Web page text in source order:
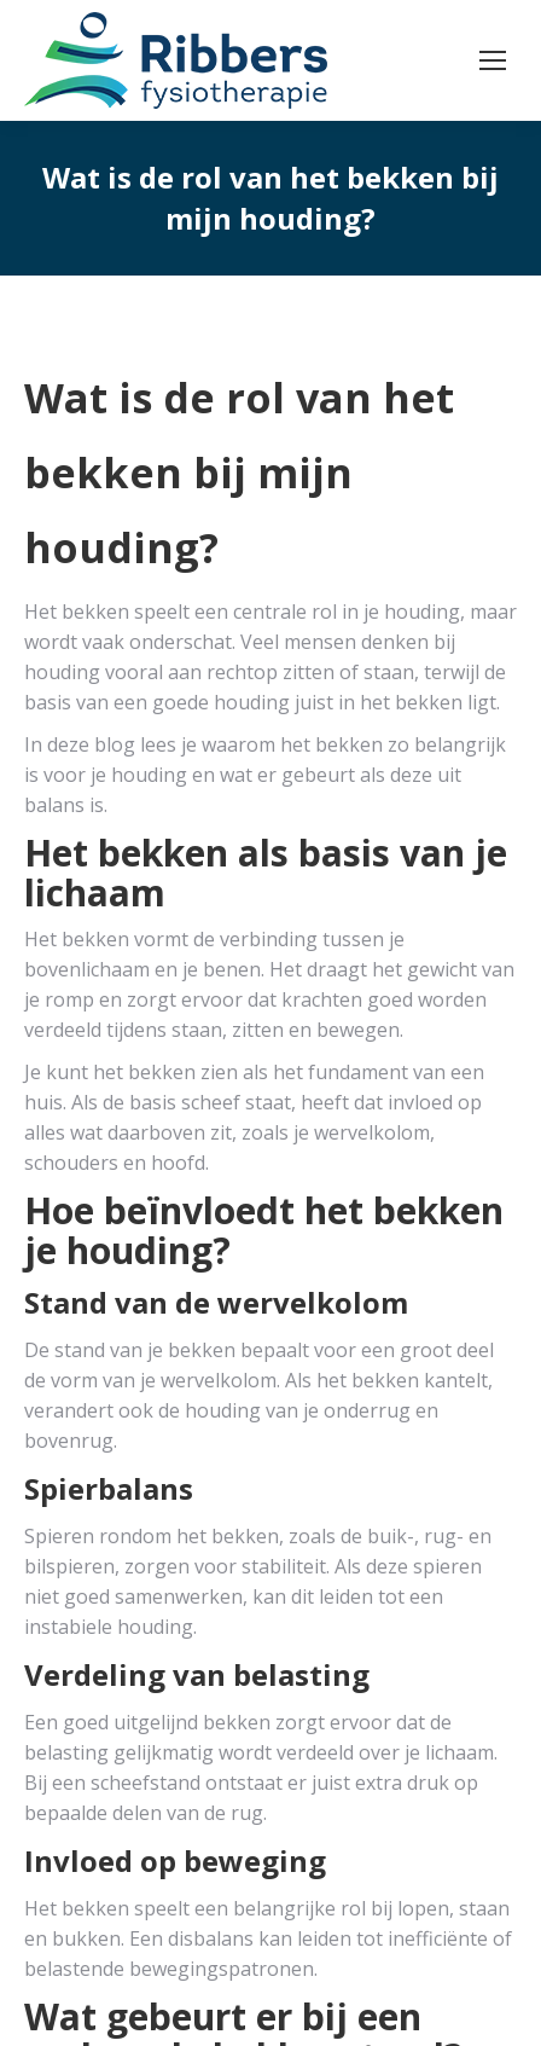
Wat is de rol van het bekken bij
mijn houding?
Wat is de rol van het
bekken bij mijn
houding?
Het bekken speelt een centrale rol in je houding, maar
wordt vaak onderschat. Veel mensen denken bij
houding vooral aan rechtop zitten of staan, terwijl de
basis van een goede houding juist in het bekken ligt.
In deze blog lees je waarom het bekken zo belangrijk
is voor je houding en wat er gebeurt als deze uit
balans is.
Het bekken als basis van je
lichaam
Het bekken vormt de verbinding tussen je
bovenlichaam en je benen. Het draagt het gewicht van
je romp en zorgt ervoor dat krachten goed worden
verdeeld tijdens staan, zitten en bewegen.
Je kunt het bekken zien als het fundament van een
huis. Als de basis scheef staat, heeft dat invloed op
alles wat daarboven zit, zoals je wervelkolom,
schouders en hoofd.
Hoe beïnvloedt het bekken
je houding?
Stand van de wervelkolom
De stand van je bekken bepaalt voor een groot deel
de vorm van je wervelkolom. Als het bekken kantelt,
verandert ook de houding van je onderrug en
bovenrug.
Spierbalans
Spieren rondom het bekken, zoals de buik-, rug- en
bilspieren, zorgen voor stabiliteit. Als deze spieren
niet goed samenwerken, kan dit leiden tot een
instabiele houding.
Verdeling van belasting
Een goed uitgelijnd bekken zorgt ervoor dat de
belasting gelijkmatig wordt verdeeld over je lichaam.
Bij een scheefstand ontstaat er juist extra druk op
bepaalde delen van de rug.
Invloed op beweging
Het bekken speelt een belangrijke rol bij lopen, staan
en bukken. Een disbalans kan leiden tot inefficiënte of
belastende bewegingspatronen.
Wat gebeurt er bij een